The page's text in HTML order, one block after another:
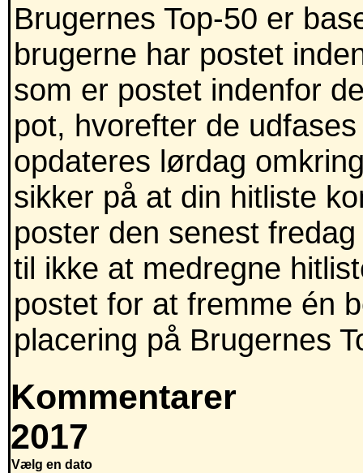
Brugernes Top-50 er
brugerne har postet
som er postet indenfor
pot, hvorefter de
opdateres lørdag
sikker på at din hitliste
poster den senest
til ikke at medregne
postet for at fremme én
placering på Brugernes
Kommentarer
2017
Vælg en dato